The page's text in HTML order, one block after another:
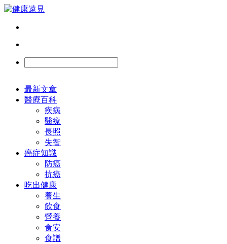
最新文章
醫療百科
疾病
醫療
長照
失智
癌症知識
防癌
抗癌
吃出健康
養生
飲食
營養
食安
食譜